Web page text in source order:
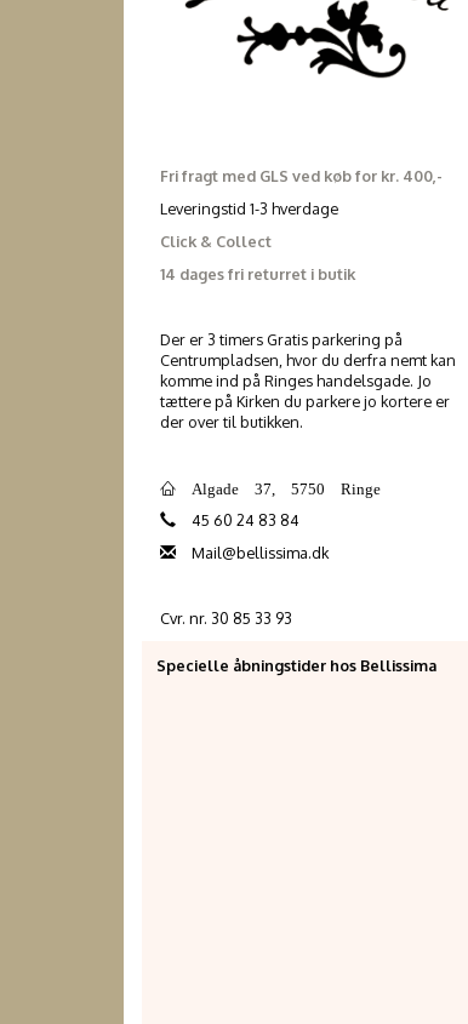
Fri fragt med GLS ved køb for kr. 400,-
Leveringstid 1-3 hverdage
Click & Collect
14 dages fri returret i butik
Der er 3 timers Gratis parkering på
Centrumpladsen, hvor du derfra nemt kan
komme ind på Ringes handelsgade. Jo
tættere på Kirken du parkere jo kortere er
der over til butikken.
Algade 37, 5750 Ringe
45 60 24 83 84
Mail@bellissima.dk
Cvr. nr. 30 85 33 93
Specielle åbningstider hos Bellissima